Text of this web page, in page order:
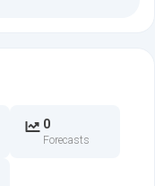
0
Forecasts